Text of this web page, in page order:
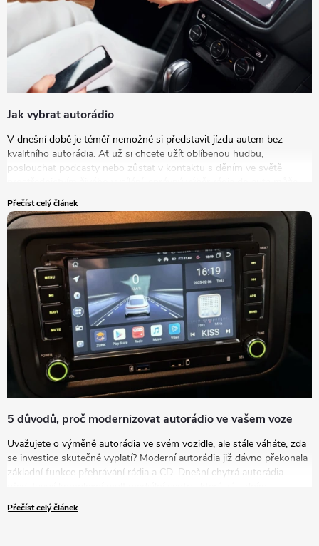
Jak vybrat autorádio
V dnešní době je téměř nemožné si představit jízdu autem bez
kvalitního autorádia. Ať už si chcete užít oblíbenou hudbu,
poslouchat podcasty nebo zůstat v kontaktu s děním ve světě
výrazně zlepšit vaše zážitky na cestách. V tomto článku se podrobně
podíváme na to, jak vybrat autorádio, které bude nejlépe vyhovovat
vašim potřebám a představám.
Přečíst celý článek
5 důvodů, proč modernizovat autorádio ve vašem voze
Uvažujete o výměně autorádia ve svém vozidle, ale stále váháte, zda
se investice skutečně vyplatí? Moderní autorádia již dávno překonala
základní funkce přehrávání rádia a CD. Dnešní chytrá autorádia
způsobem zvyšují komfort, bezpečnost i zábavu během každé jízdy.
V tomto článku vám představíme pět přesvědčivých důvodů, proč
Přečíst celý článek